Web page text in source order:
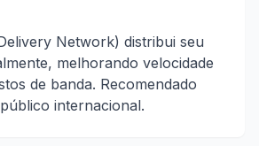
Network) distribui seu
melhorando velocidade
de banda. Recomendado
internacional.